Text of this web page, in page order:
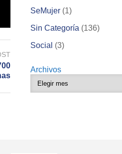
SeMujer (1)
Sin Categoría (136)
Social (3)
Archivos